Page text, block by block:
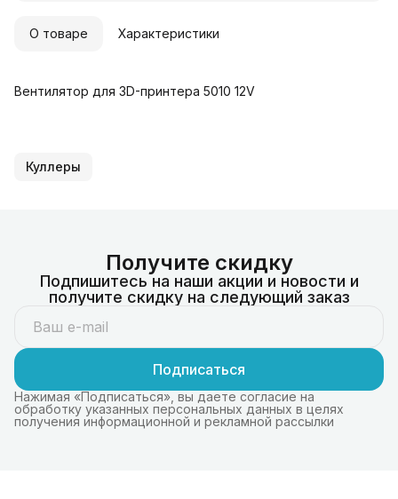
О товаре Характеристики
Вентилятор для 3D-принтера 5010 12V
Куллеры
Получите скидку
Подпишитесь на наши акции и новости и
получите скидку на следующий заказ
Подписаться
Нажимая «Подписаться», вы даете согласие на
обработку указанных персональных данных в целях
получения информационной и рекламной рассылки